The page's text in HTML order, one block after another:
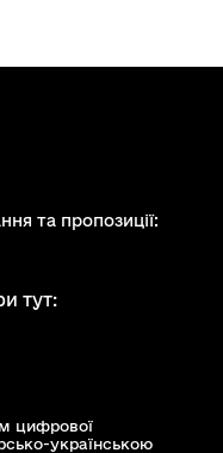
та пропозиції:
тут:
цифрової
українською